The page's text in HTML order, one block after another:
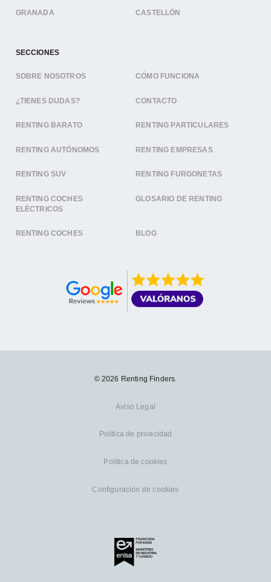
GRANADA CASTELLÓN
SECCIONES
SOBRE NOSOTROS CÓMO FUNCIONA
¿TIENES DUDAS? CONTACTO
RENTING BARATO RENTING PARTICULARES
RENTING AUTÓNOMOS RENTING EMPRESAS
RENTING SUV RENTING FURGONETAS
RENTING COCHES
ELÉCTRICOS
GLOSARIO DE RENTING
RENTING COCHES BLOG
© 2026 Renting Finders.
Aviso Legal
Política de privacidad
Política de cookies
Configuración de cookies